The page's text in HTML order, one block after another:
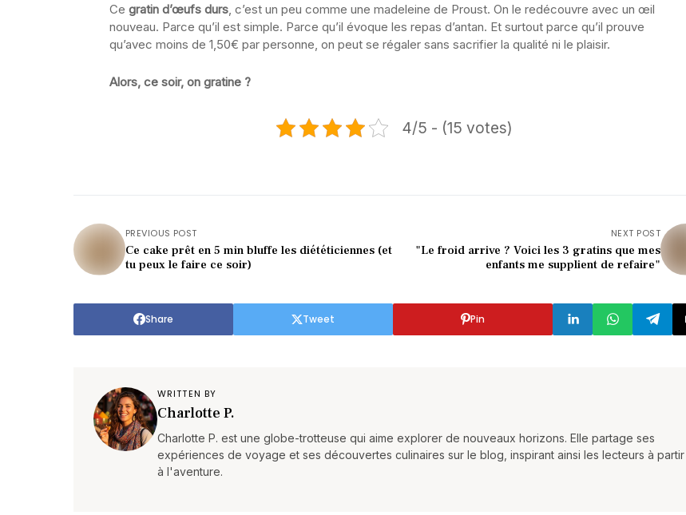
Ce gratin d’œufs durs , c’est un peu comme une madeleine de Proust. On le redécouvre avec un œil
nouveau. Parce qu’il est simple. Parce qu’il évoque les repas d’antan. Et surtout parce qu’il prouve
qu’avec moins de 1,50€ par personne, on peut se régaler sans sacrifier la qualité ni le plaisir.
Alors, ce soir, on gratine ?
4/5 - (15 votes)
PREVIOUS POST
Ce cake prêt en 5 min bluffe les diététiciennes (et
tu peux le faire ce soir)
NEXT POST
"Le froid arrive ? Voici les 3 gratins que mes
enfants me supplient de refaire"
Share Tweet Pin
WRITTEN BY
Charlotte P.
Charlotte P. est une globe-trotteuse qui aime explorer de nouveaux horizons. Elle partage ses
expériences de voyage et ses découvertes culinaires sur le blog, inspirant ainsi les lecteurs à partir
à l'aventure.